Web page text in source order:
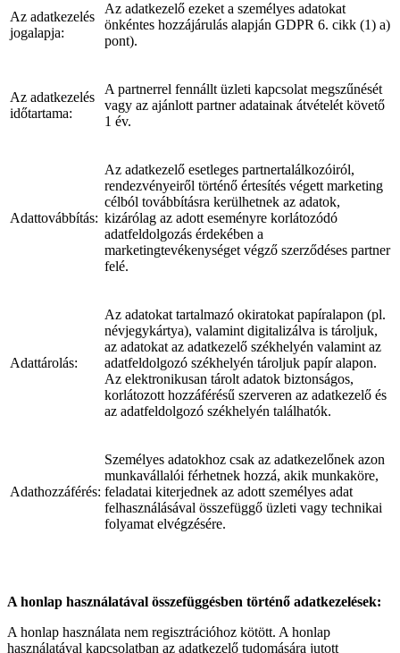
Az adatkezelés
jogalapja:
Az adatkezelő ezeket a személyes adatokat
önkéntes hozzájárulás alapján GDPR 6. cikk (1) a)
pont).
Az adatkezelés
időtartama:
A partnerrel fennállt üzleti kapcsolat megszűnését
vagy az ajánlott partner adatainak átvételét követő
1 év.
Adattovábbítás:
Az adatkezelő esetleges partnertalálkozóiról,
rendezvényeiről történő értesítés végett marketing
célból továbbításra kerülhetnek az adatok,
kizárólag az adott eseményre korlátozódó
adatfeldolgozás érdekében a
marketingtevékenységet végző szerződéses partner
felé.
Adattárolás:
Az adatokat tartalmazó okiratokat papíralapon (pl.
névjegykártya), valamint digitalizálva is tároljuk,
az adatokat az adatkezelő székhelyén valamint az
adatfeldolgozó székhelyén tároljuk papír alapon.
Az elektronikusan tárolt adatok biztonságos,
korlátozott hozzáférésű szerveren az adatkezelő és
az adatfeldolgozó székhelyén találhatók.
Adathozzáférés:
Személyes adatokhoz csak az adatkezelőnek azon
munkavállalói férhetnek hozzá, akik munkaköre,
feladatai kiterjednek az adott személyes adat
felhasználásával összefüggő üzleti vagy technikai
folyamat elvégzésére.
A honlap használatával összefüggésben történő adatkezelések:
A honlap használata nem regisztrációhoz kötött. A honlap
használatával kapcsolatban az adatkezelő tudomására jutott